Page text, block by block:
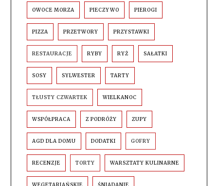
OWOCE MORZA PIECZYWO PIEROGI
PIZZA PRZETWORY PRZYSTAWKI
RESTAURACJE RYBY RYŻ SAŁATKI
SOSY SYLWESTER TARTY
TŁUSTY CZWARTEK WIELKANOC
WSPÓŁPRACA Z PODRÓŻY ZUPY
AGD DLA DOMU DODATKI GOFRY
RECENZJE TORTY WARSZTATY KULINARNE